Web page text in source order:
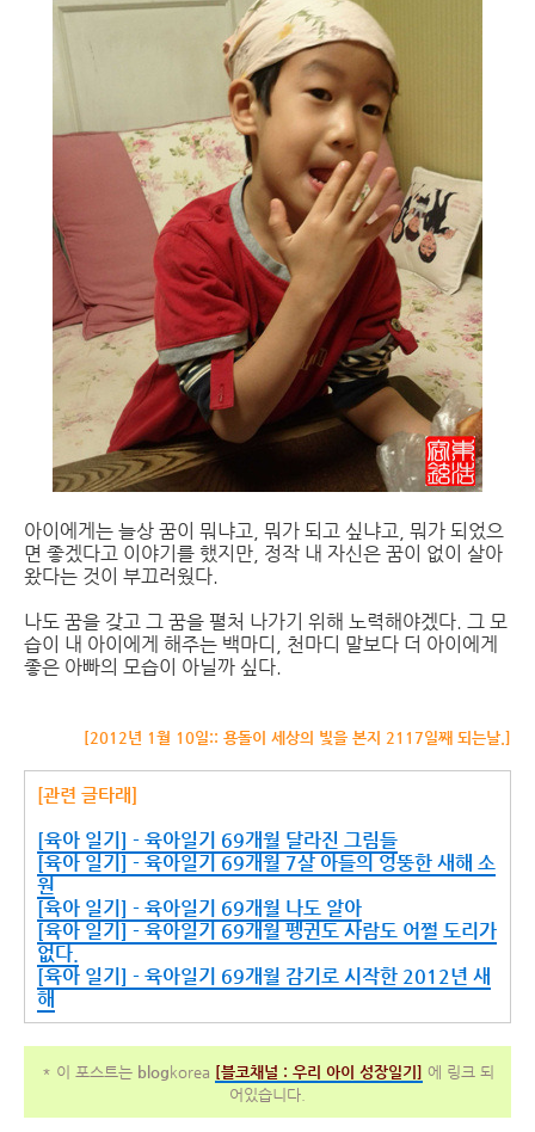
아이에게는 늘상 꿈이 뭐냐고, 뭐가 되고 싶냐고, 뭐가 되었으
면 좋겠다고 이야기를 했지만, 정작 내 자신은 꿈이 없이 살아
왔다는 것이 부끄러웠다.
나도 꿈을 갖고 그 꿈을 펼처 나가기 위해 노력해야겠다. 그 모
습이 내 아이에게 해주는 백마디, 천마디 말보다 더 아이에게
좋은 아빠의 모습이 아닐까 싶다.
[2012년 1월 10일:: 용돌이 세상의 빛을 본지 2117일째 되는날.]
[관련 글타래]
[육아 일기] - 육아일기 69개월 달라진 그림들
[육아 일기] - 육아일기 69개월 7살 아들의 엉뚱한 새해 소
원
[육아 일기] - 육아일기 69개월 나도 알아
[육아 일기] - 육아일기 69개월 펭귄도 사람도 어쩔 도리가
없다.
[육아 일기] - 육아일기 69개월 감기로 시작한 2012년 새
해
* 이 포스트는 blog korea [블코채널 : 우리 아이 성장일기] 에 링크 되
어있습니다.